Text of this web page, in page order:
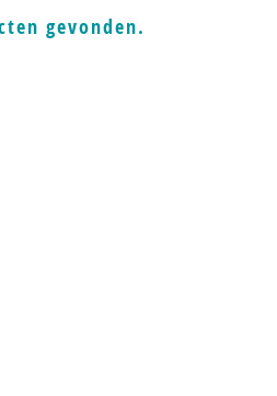
gevonden.